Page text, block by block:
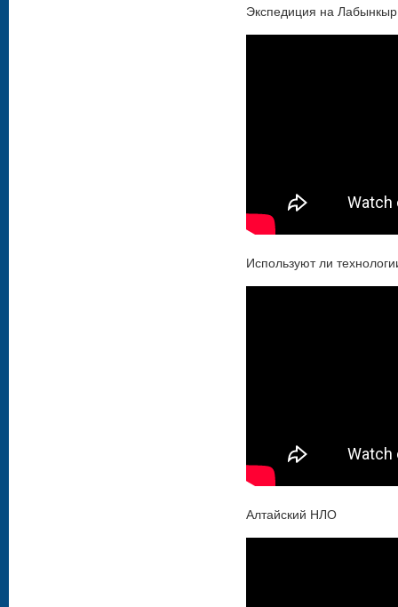
Экспедиция на Лабынкыр
Используют ли
Алтайский НЛО